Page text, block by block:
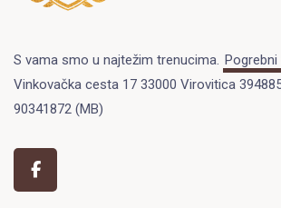
S vama smo u najtežim trenucima.
Vinkovačka cesta 17 33000 Virovitica
90341872 (MB)